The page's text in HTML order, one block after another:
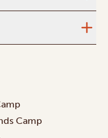
Camp